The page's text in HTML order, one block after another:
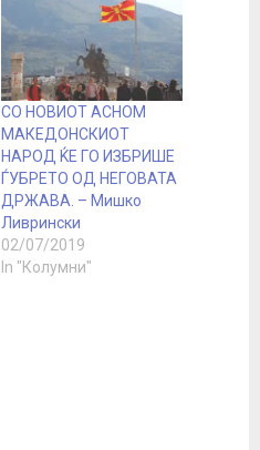
СО НОВИОТ АСНОМ
МАКЕДОНСКИОТ
НАРОД ЌЕ ГО ИЗБРИШЕ
ЃУБРЕТО ОД НЕГОВАТА
ДРЖАВА. – Мишко
Ливрински
02/07/2019
In "Колумни"